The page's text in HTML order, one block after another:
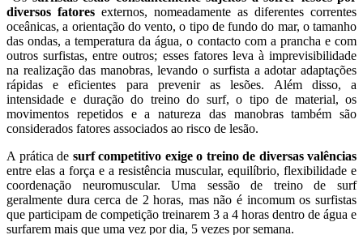
diversos fatores externos, nomeadamente as diferentes correntes
oceânicas, a orientação do vento, o tipo de fundo do mar, o tamanho
das ondas, a temperatura da água, o contacto com a prancha e com
outros surfistas, entre outros; esses fatores leva à imprevisibilidade
na realização das manobras, levando o surfista a adotar adaptações
rápidas e eficientes para prevenir as lesões. Além disso, a
intensidade e duração do treino do surf, o tipo de material, os
movimentos repetidos e a natureza das manobras também são
considerados fatores associados ao risco de lesão.
A prática de surf competitivo exige o treino de diversas valências
entre elas a força e a resistência muscular, equilíbrio, flexibilidade e
coordenação neuromuscular. Uma sessão de treino de surf
geralmente dura cerca de 2 horas, mas não é incomum os surfistas
que participam de competição treinarem 3 a 4 horas dentro de água e
surfarem mais que uma vez por dia, 5 vezes por semana.